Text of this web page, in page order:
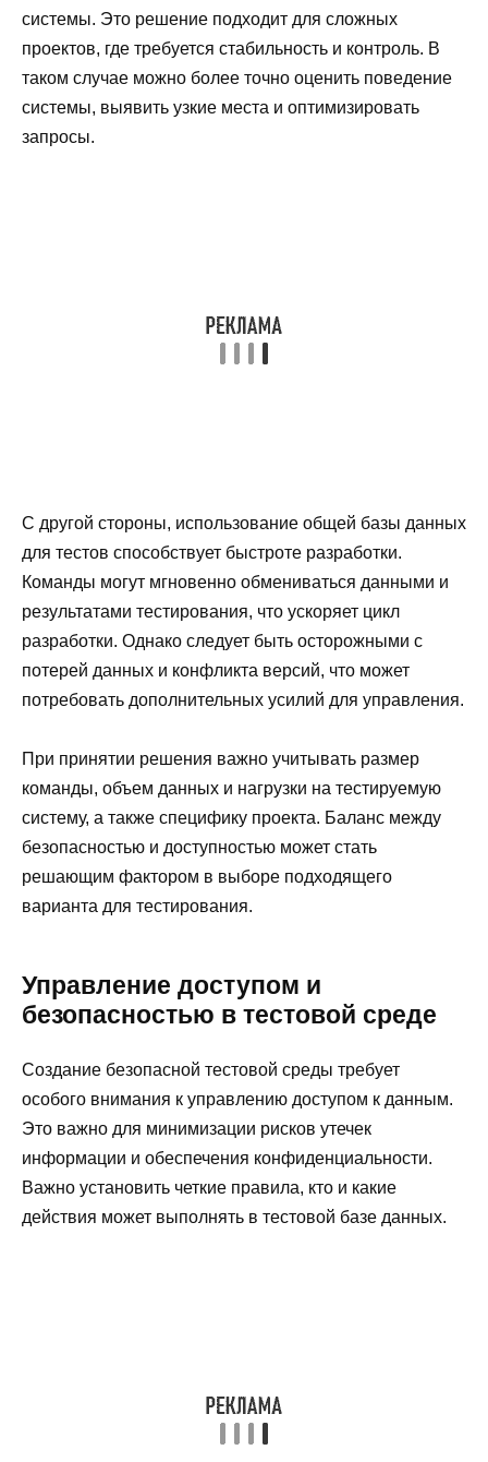
системы. Это решение подходит для сложных
проектов, где требуется стабильность и контроль. В
таком случае можно более точно оценить поведение
системы, выявить узкие места и оптимизировать
запросы.
С другой стороны, использование общей базы данных
для тестов способствует быстроте разработки.
Команды могут мгновенно обмениваться данными и
результатами тестирования, что ускоряет цикл
разработки. Однако следует быть осторожными с
потерей данных и конфликта версий, что может
потребовать дополнительных усилий для управления.
При принятии решения важно учитывать размер
команды, объем данных и нагрузки на тестируемую
систему, а также специфику проекта. Баланс между
безопасностью и доступностью может стать
решающим фактором в выборе подходящего
варианта для тестирования.
Управление доступом и
безопасностью в тестовой среде
Создание безопасной тестовой среды требует
особого внимания к управлению доступом к данным.
Это важно для минимизации рисков утечек
информации и обеспечения конфиденциальности.
Важно установить четкие правила, кто и какие
действия может выполнять в тестовой базе данных.